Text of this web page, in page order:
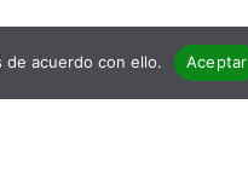
de acuerdo con ello. Aceptar